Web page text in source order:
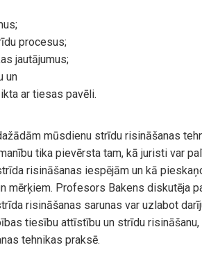
procesus;
jautājumus;
un
ar tiesas pavēli.
mūsdienu strīdu risināšanas
tika pievērsta tam, kā juristi var
risināšanas iespējām un kā
mērķiem. Profesors Bakens diskutēja
risināšanas sarunas var uzlabot
tiesību attīstību un strīdu risināšanu,
tehnikas praksē.